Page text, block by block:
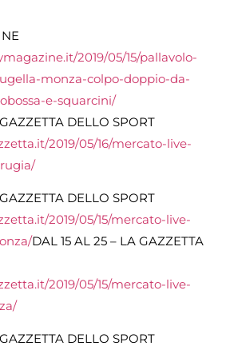
2019/05/15/pallavolo-
monza-colpo-doppio-da-
e-squarcini/
DELLO SPORT
2019/05/16/mercato-live-
DELLO SPORT
2019/05/15/mercato-live-
DAL 15 AL 25 – LA GAZZETTA
2019/05/15/mercato-live-
DELLO SPORT